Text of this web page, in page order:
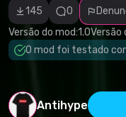
145 0
Versão do mod:1.0Versão
O mod foi testado
Antihype
incorreta
Software
malicioso/vírus
Conteúdo não
funcional
Descrição